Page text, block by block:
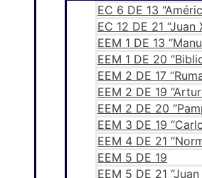
EC 6 DE 13
EC 12 DE 21 “Juan
EEM 1 DE 13
EEM 1 DE 20
EEM 2 DE 17
EEM 2 DE 19
EEM 2 DE 20
EEM 3 DE 19
EEM 4 DE 21
EEM 5 DE 19
EEM 5 DE 21